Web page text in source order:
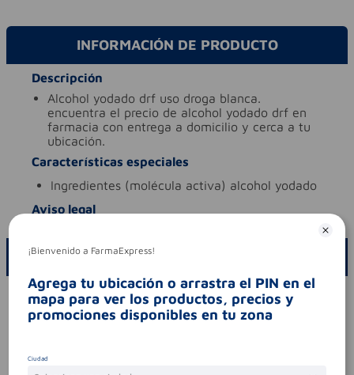
INFORMACIÓN DE PRODUCTO
Descripción
alcohol yodado drf uso droga blanca.
encuentra el precio de alcohol yodado drf en
farmacia con entrega a domicilio y cerca a tu
ubicación.
Características especiales
ingredientes (molécula activa) alcohol yodado
Aviso legal
ESCRIBE UN COMENTARIO
Por favor, inicie sesión para escribir un comentario
Sin comentarios.
¡Bienvenido a FarmaExpress!
Agrega tu ubicación o arrastra el PIN en el
mapa para ver los productos, precios y
promociones disponibles en tu zona
Ciudad